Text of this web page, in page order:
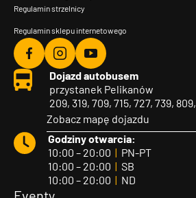
Regulamin strzelnicy
Regulamin sklepu internetowego
Agvo
Facebook
Agvo
Instagram
Agvo
YouTube
Dojazd autobusem
przystanek Pelikanów
209, 319, 709, 715, 727, 739,
Zobacz mapę dojazdu
Godziny otwarcia:
10:00 – 20:00 | PN-PT
10:00 – 20:00 | SB
10:00 – 20:00 | ND